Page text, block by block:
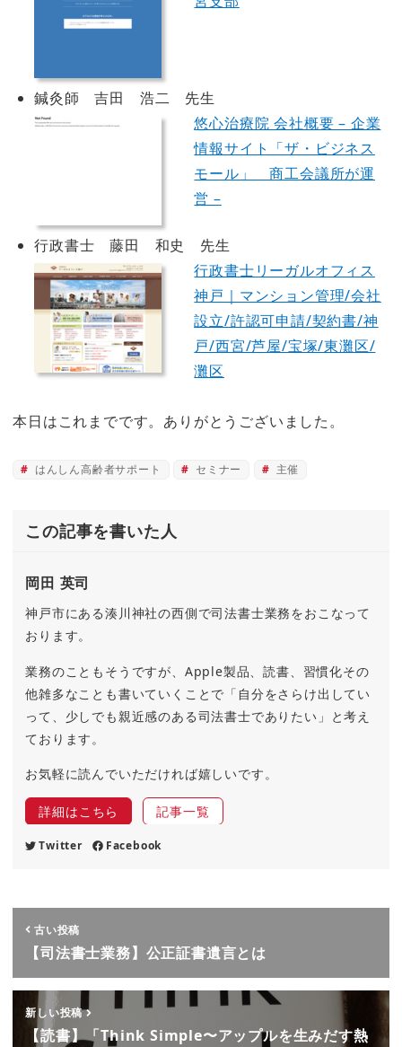
鍼灸師 吉田 浩二 先生
悠心治療院 会社概要 – 企業
情報サイト「ザ・ビジネス
モール」 商工会議所が運
営 –
行政書士 藤田 和史 先生
行政書士リーガルオフィス
神戸｜マンション管理/会社
設立/許認可申請/契約書/神
戸/西宮/芦屋/宝塚/東灘区/
灘区
本日はこれまでです。ありがとうございました。
はんしん高齢者サポート セミナー 主催
この記事を書いた人
岡田 英司
神戸市にある湊川神社の西側で司法書士業務をおこなって
おります。
業務のこともそうですが、Apple製品、読書、習慣化その
他雑多なことも書いていくことで「自分をさらけ出してい
って、少しでも親近感のある司法書士でありたい」と考え
ております。
お気軽に読んでいただければ嬉しいです。
詳細はこちら 記事一覧
Twitter Facebook
古い投稿
【司法書士業務】公正証書遺言とは
新しい投稿
【読書】「Think Simple〜アップルを生みだす熱